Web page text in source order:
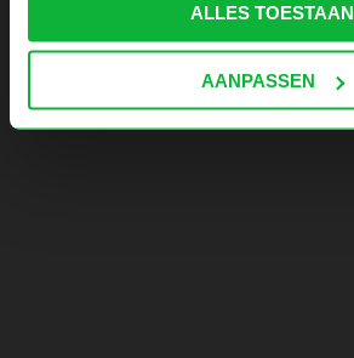
ALLES TOESTAAN
AANPASSEN